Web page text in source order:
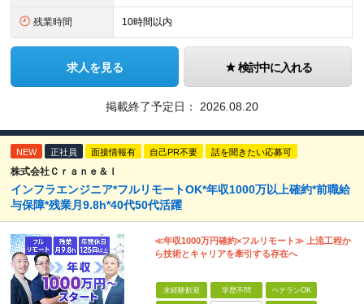
残業時間 10時間以内
求人を見る 検討中に入れる
掲載終了予定日： 2026.08.20
NEW 正社員 面接情報有 自己PR不要 話を聞きたい応募可
株式会社Ｃｒａｎｅ＆Ｉ
インフラエンジニア*フルリモートOK*年収1000万以上確約*前職給
与保障*残業月9.8h*40代50代活躍
≪年収1000万円確約×フルリモート≫ 上流工程か
ら技術とキャリアを牽引する存在へ
未経験歓迎 学歴不問 ベテランOK